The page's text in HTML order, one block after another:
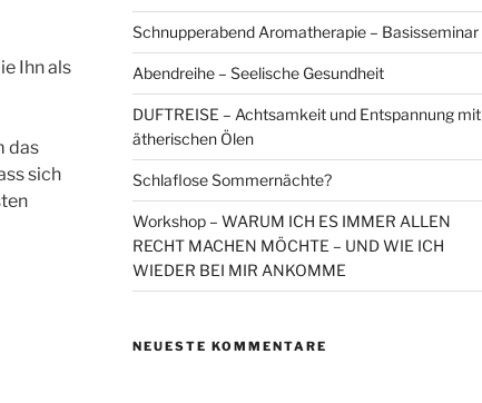
Ihn als
das
sich
Schnupperabend Aromatherapie – Basisseminar
Abendreihe – Seelische Gesundheit
DUFTREISE – Achtsamkeit und Entspannung mit
ätherischen Ölen
Schlaflose Sommernächte?
Workshop – WARUM ICH ES IMMER ALLEN
RECHT MACHEN MÖCHTE – UND WIE ICH
WIEDER BEI MIR ANKOMME
NEUESTE KOMMENTARE